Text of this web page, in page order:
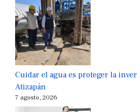
Cuidar el agua es proteger la
Atizapán
7 agosto, 2026